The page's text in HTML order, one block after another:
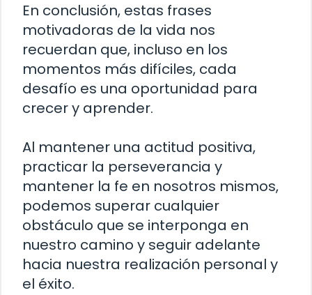
En conclusión, estas frases
motivadoras de la vida nos
recuerdan que, incluso en los
momentos más difíciles, cada
desafío es una oportunidad para
crecer y aprender.
Al mantener una actitud positiva,
practicar la perseverancia y
mantener la fe en nosotros mismos,
podemos superar cualquier
obstáculo que se interponga en
nuestro camino y seguir adelante
hacia nuestra realización personal y
el éxito.